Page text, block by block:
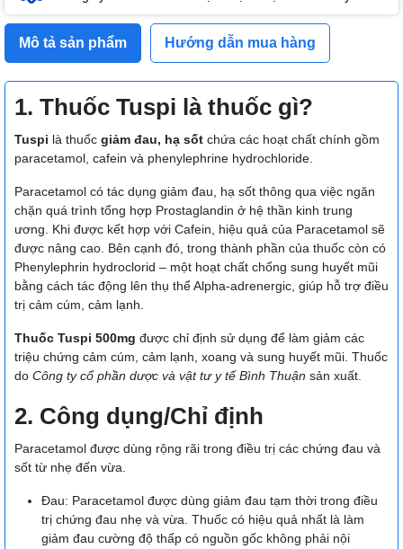
Mô tả sản phẩm Hướng dẫn mua hàng
1. Thuốc Tuspi là thuốc gì?
Tuspi là thuốc giảm đau, hạ sốt chứa các hoạt chất chính gồm
paracetamol, cafein và phenylephrine hydrochloride.
Paracetamol có tác dụng giảm đau, hạ sốt thông qua việc ngăn
chặn quá trình tổng hợp Prostaglandin ở hệ thần kinh trung
ương. Khi được kết hợp với Cafein, hiệu quả của Paracetamol sẽ
được nâng cao. Bên cạnh đó, trong thành phần của thuốc còn có
Phenylephrin hydroclorid – một hoạt chất chống sung huyết mũi
bằng cách tác động lên thụ thể Alpha-adrenergic, giúp hỗ trợ điều
trị cảm cúm, cảm lạnh.
Thuốc Tuspi 500mg được chỉ định sử dụng để làm giảm các
triệu chứng cảm cúm, cảm lạnh, xoang và sung huyết mũi. Thuốc
do Công ty cổ phần dược và vật tư y tế Bình Thuận sản xuất.
2. Công dụng/Chỉ định
Paracetamol được dùng rộng rãi trong điều trị các chứng đau và
sốt từ nhẹ đến vừa.
Ðau: Paracetamol được dùng giảm đau tạm thời trong điều
trị chứng đau nhẹ và vừa. Thuốc có hiệu quả nhất là làm
giảm đau cường độ thấp có nguồn gốc không phải nội